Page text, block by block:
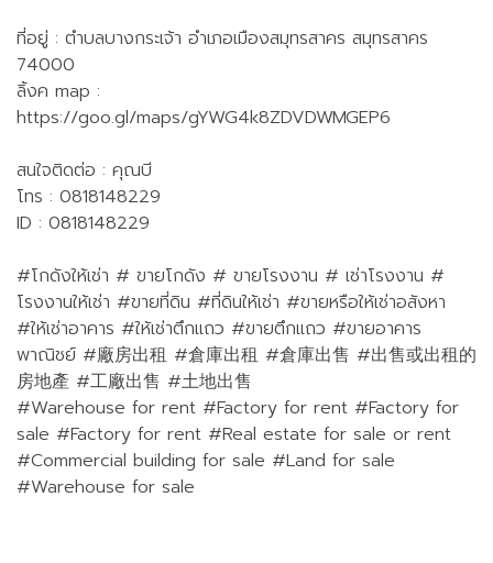
ที่อยู่ : ตำบลบางกระเจ้า อำเภอเมืองสมุทรสาคร สมุทรสาคร
74000
ลิ้งค map :
https://goo.gl/maps/gYWG4k8ZDVDWMGEP6
สนใจติดต่อ : คุณบี
โทร : 0818148229
ID : 0818148229
#โกดังให้เช่า # ขายโกดัง # ขายโรงงาน # เช่าโรงงาน #
โรงงานให้เช่า #ขายที่ดิน #ที่ดินให้เช่า #ขายหรือให้เช่าอสังหา
#ให้เช่าอาคาร #ให้เช่าตึกแถว #ขายตึกแถว #ขายอาคาร
พาณิชย์ #廠房出租 #倉庫出租 #倉庫出售 #出售或出租的
房地產 #工廠出售 #土地出售
#Warehouse for rent #Factory for rent #Factory for
sale #Factory for rent #Real estate for sale or rent
#Commercial building for sale #Land for sale
#Warehouse for sale